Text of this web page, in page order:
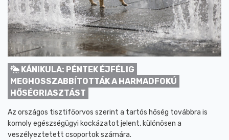
KÁNIKULA: PÉNTEK ÉJFÉLIG
MEGHOSSZABBÍTOTTÁK A HARMADFOKÚ
HŐSÉGRIASZTÁST
Az országos tisztifőorvos szerint a tartós hőség továbbra is
komoly egészségügyi kockázatot jelent, különösen a
veszélyeztetett csoportok számára.